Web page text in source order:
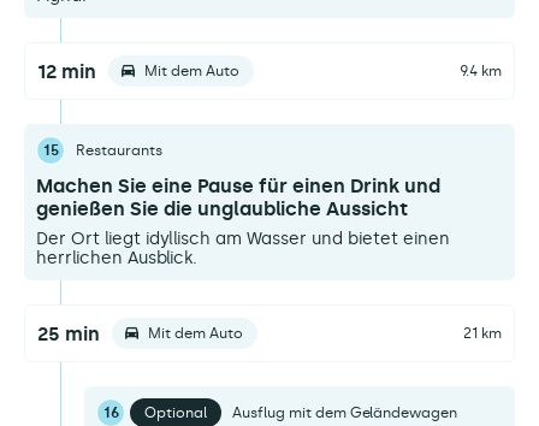
12 min Mit dem Auto 9.4 km
15 Restaurants
Machen Sie eine Pause für einen Drink und
genießen Sie die unglaubliche Aussicht
Der Ort liegt idyllisch am Wasser und bietet einen
herrlichen Ausblick.
25 min Mit dem Auto 21 km
16 Optional Ausflug mit dem Geländewagen